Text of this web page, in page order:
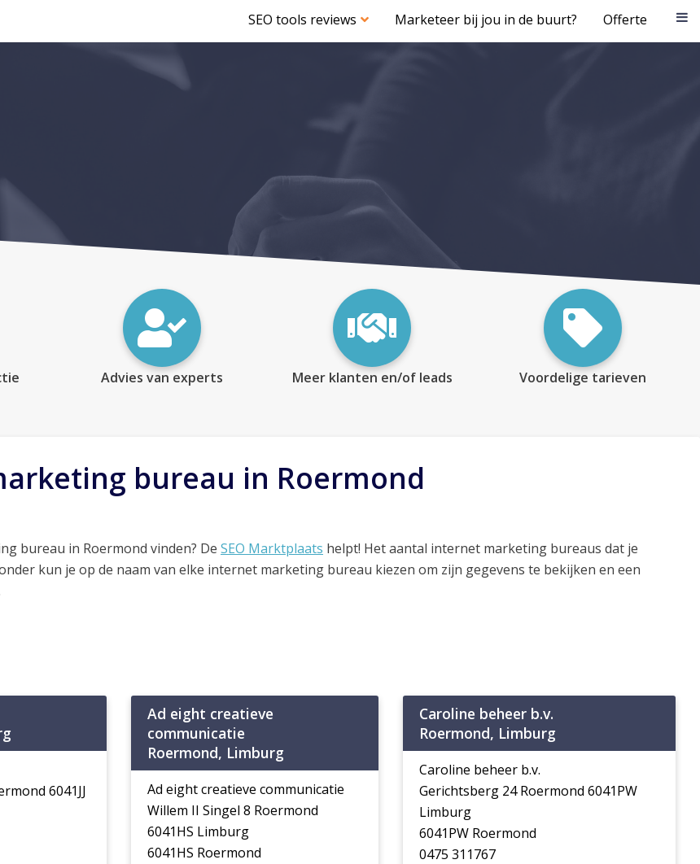
SEO tools reviews Marketeer bij jou in de buurt? Offerte
Advies van experts Meer klanten en/of leads Voordelige tarieven
bureau in Roermond
bureau in Roermond vinden? De SEO Marktplaats helpt! Het aantal internet marketing bureaus dat je
kun je op de naam van elke internet marketing bureau kiezen om zijn gegevens te bekijken en een
6041JJ
Ad eight creatieve
communicatie
Roermond, Limburg
Ad eight creatieve communicatie
Willem II Singel 8 Roermond
6041HS Limburg
6041HS Roermond
Caroline beheer b.v.
Roermond, Limburg
Caroline beheer b.v.
Gerichtsberg 24 Roermond 6041PW
Limburg
6041PW Roermond
0475 311767